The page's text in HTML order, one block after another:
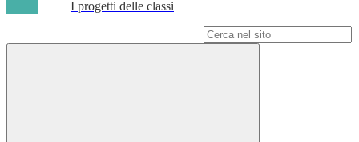
I progetti delle classi